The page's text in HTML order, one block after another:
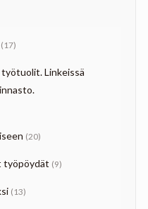
(17)
Linkeissä
(20)
työpöydät (9)
(13)